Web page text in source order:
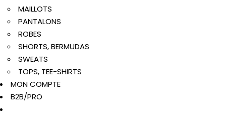
MAILLOTS
PANTALONS
ROBES
SHORTS, BERMUDAS
SWEATS
TOPS, TEE-SHIRTS
MON COMPTE
B2B/PRO